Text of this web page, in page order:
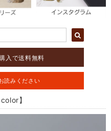
入で送料無料
読みください
】